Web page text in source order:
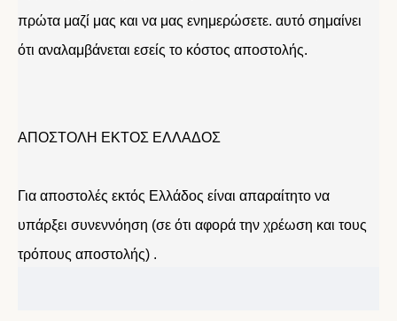
πρώτα μαζί μας και να μας ενημερώσετε. αυτό σημαίνει
ότι αναλαμβάνεται εσείς το κόστος αποστολής.
ΑΠΟΣΤΟΛΗ ΕΚΤΟΣ ΕΛΛΑΔΟΣ
Για αποστολές εκτός Ελλάδος είναι απαραίτητο να
υπάρξει συνεννόηση (σε ότι αφορά την χρέωση και τους
τρόπους αποστολής) .